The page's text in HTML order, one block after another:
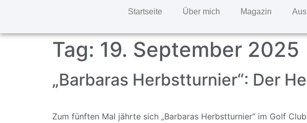
Startseite Über mich Magazin
Tag: 19. September 2025
„Barbaras Herbstturnier“: Der
Zum fünften Mal jährte sich „Barbaras Herbstturnier“ im Golf